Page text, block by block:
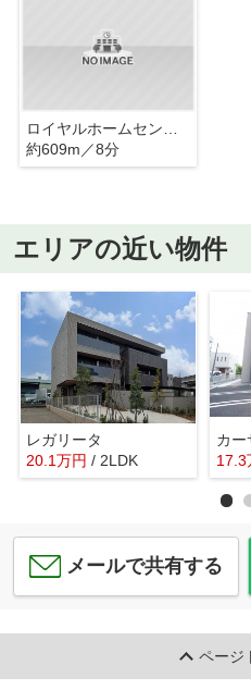
約609m／8分
エリアの近い物件
レガリータ
20.1万円 / 2LDK
17.3
メールで共有する
ページ